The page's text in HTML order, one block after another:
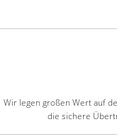
Wir legen großen Wert auf
die sichere